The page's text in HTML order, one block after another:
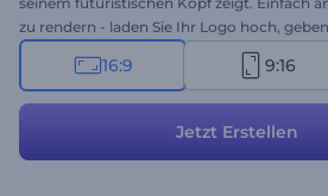
zu rendern - laden Sie Ihr Logo hoch,
und Slogan ein, und wählen Sie eine
Hervorragend geeignet für KI, digitale
Sie mit Ihrer Marke in die Zukunft!
16:9 9:16
Jetzt Erstellen